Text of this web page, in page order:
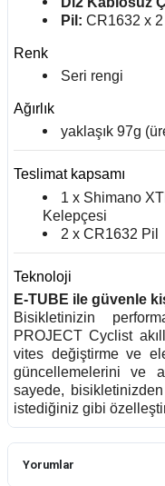
Pil: CR1632 x 2
Renk
Seri rengi
Ağırlık
yaklaşık 97g
Teslimat kapsamı
1 x Shimano
Kelepçesi
2 x CR1632 Pil
Teknoloji
E-TUBE ile güvenle
Bisikletinizin
PROJECT Cyclist
vites değiştirme ve
güncellemelerini ve
sayede,
istediğiniz gibi
Yorumlar